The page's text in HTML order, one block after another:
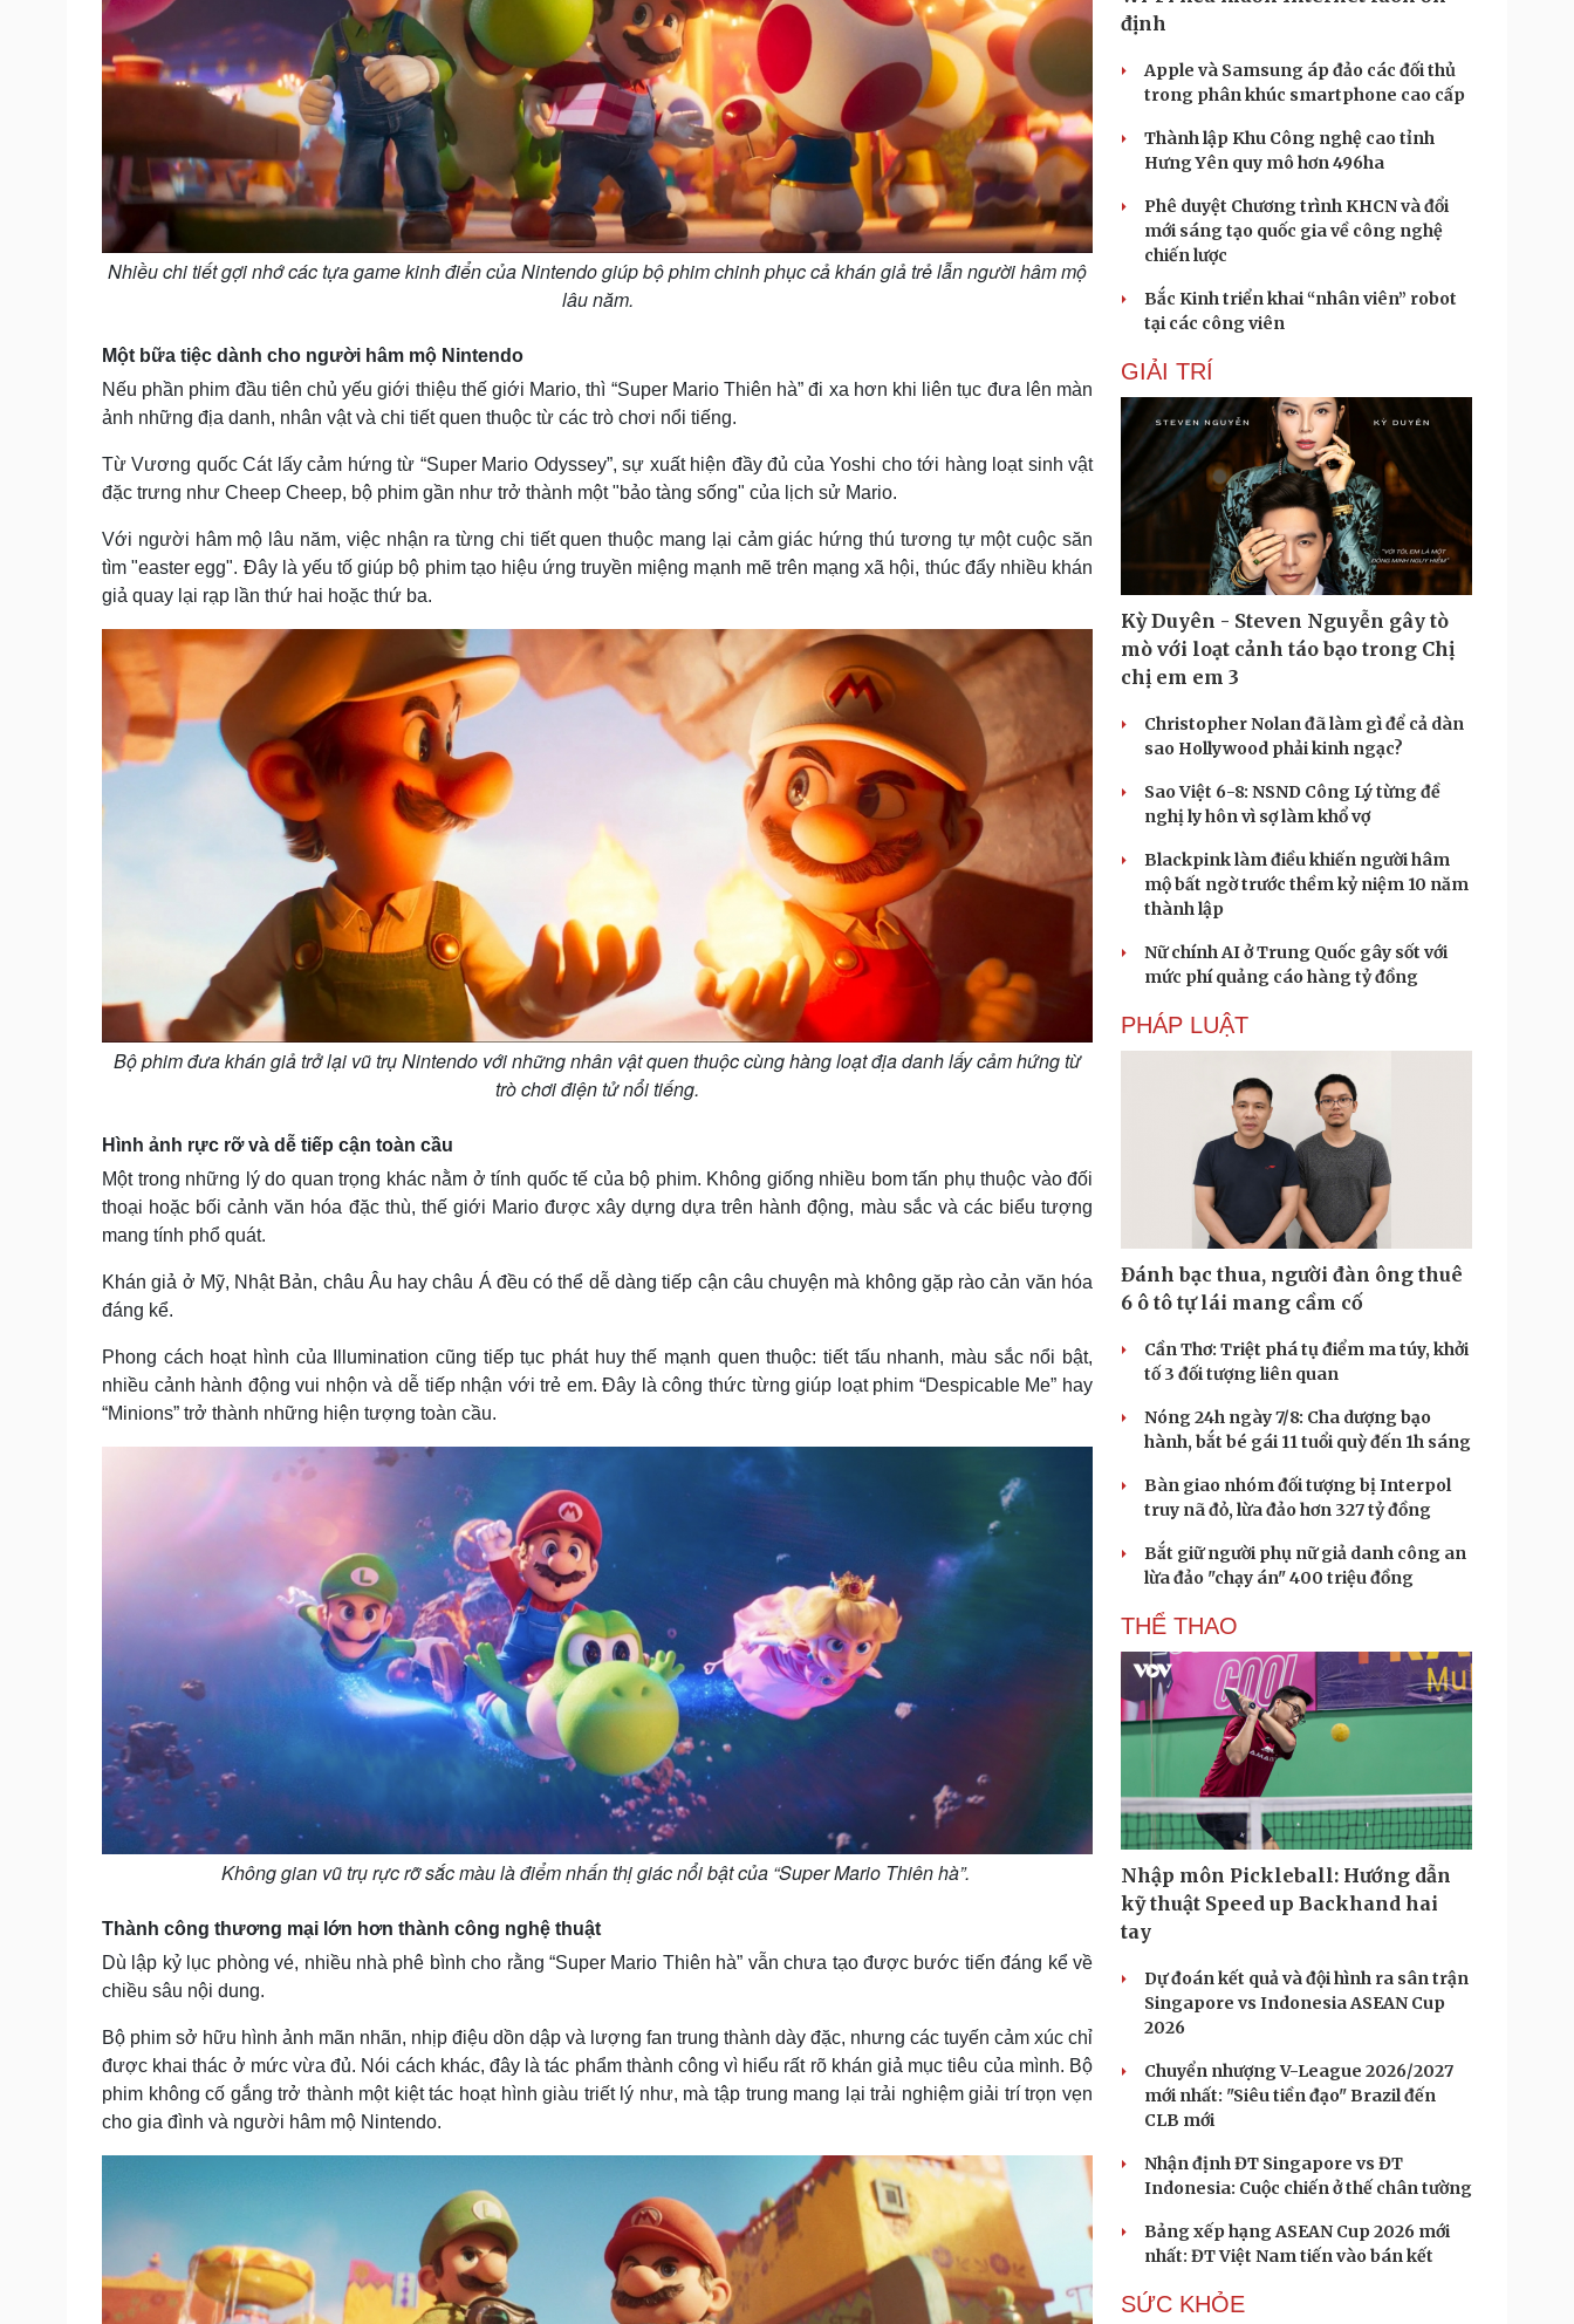
Nhiều chi tiết gợi nhớ các tựa game kinh điển của Nintendo giúp bộ phim chinh phục cả khán giả trẻ lẫn người hâm mộ
lâu năm.
Một bữa tiệc dành cho người hâm mộ Nintendo
Nếu phần phim đầu tiên chủ yếu giới thiệu thế giới Mario, thì “Super Mario Thiên hà” đi xa hơn khi liên tục đưa lên màn
ảnh những địa danh, nhân vật và chi tiết quen thuộc từ các trò chơi nổi tiếng.
Từ Vương quốc Cát lấy cảm hứng từ “Super Mario Odyssey”, sự xuất hiện đầy đủ của Yoshi cho tới hàng loạt sinh vật
đặc trưng như Cheep Cheep, bộ phim gần như trở thành một "bảo tàng sống" của lịch sử Mario.
Với người hâm mộ lâu năm, việc nhận ra từng chi tiết quen thuộc mang lại cảm giác hứng thú tương tự một cuộc săn
tìm "easter egg". Đây là yếu tố giúp bộ phim tạo hiệu ứng truyền miệng mạnh mẽ trên mạng xã hội, thúc đẩy nhiều khán
giả quay lại rạp lần thứ hai hoặc thứ ba.
Bộ phim đưa khán giả trở lại vũ trụ Nintendo với những nhân vật quen thuộc cùng hàng loạt địa danh lấy cảm hứng từ
trò chơi điện tử nổi tiếng.
Hình ảnh rực rỡ và dễ tiếp cận toàn cầu
Một trong những lý do quan trọng khác nằm ở tính quốc tế của bộ phim. Không giống nhiều bom tấn phụ thuộc vào đối
thoại hoặc bối cảnh văn hóa đặc thù, thế giới Mario được xây dựng dựa trên hành động, màu sắc và các biểu tượng
mang tính phổ quát.
Khán giả ở Mỹ, Nhật Bản, châu Âu hay châu Á đều có thể dễ dàng tiếp cận câu chuyện mà không gặp rào cản văn hóa
đáng kể.
Phong cách hoạt hình của Illumination cũng tiếp tục phát huy thế mạnh quen thuộc: tiết tấu nhanh, màu sắc nổi bật,
nhiều cảnh hành động vui nhộn và dễ tiếp nhận với trẻ em. Đây là công thức từng giúp loạt phim “Despicable Me” hay
“Minions” trở thành những hiện tượng toàn cầu.
Không gian vũ trụ rực rỡ sắc màu là điểm nhấn thị giác nổi bật của “Super Mario Thiên hà”.
Thành công thương mại lớn hơn thành công nghệ thuật
Dù lập kỷ lục phòng vé, nhiều nhà phê bình cho rằng “Super Mario Thiên hà” vẫn chưa tạo được bước tiến đáng kể về
chiều sâu nội dung.
Bộ phim sở hữu hình ảnh mãn nhãn, nhịp điệu dồn dập và lượng fan trung thành dày đặc, nhưng các tuyến cảm xúc chỉ
được khai thác ở mức vừa đủ. Nói cách khác, đây là tác phẩm thành công vì hiểu rất rõ khán giả mục tiêu của mình. Bộ
phim không cố gắng trở thành một kiệt tác hoạt hình giàu triết lý như, mà tập trung mang lại trải nghiệm giải trí trọn vẹn
cho gia đình và người hâm mộ Nintendo.
định
Apple và Samsung áp đảo các đối thủ
trong phân khúc smartphone cao cấp
Thành lập Khu Công nghệ cao tỉnh
Hưng Yên quy mô hơn 496ha
Phê duyệt Chương trình KHCN và đổi
mới sáng tạo quốc gia về công nghệ
chiến lược
Bắc Kinh triển khai “nhân viên” robot
tại các công viên
GIẢI TRÍ
Kỳ Duyên - Steven Nguyễn gây tò
mò với loạt cảnh táo bạo trong Chị
chị em em 3
Christopher Nolan đã làm gì để cả dàn
sao Hollywood phải kinh ngạc?
Sao Việt 6-8: NSND Công Lý từng đề
nghị ly hôn vì sợ làm khổ vợ
Blackpink làm điều khiến người hâm
mộ bất ngờ trước thềm kỷ niệm 10 năm
thành lập
Nữ chính AI ở Trung Quốc gây sốt với
mức phí quảng cáo hàng tỷ đồng
PHÁP LUẬT
Đánh bạc thua, người đàn ông thuê
6 ô tô tự lái mang cầm cố
Cần Thơ: Triệt phá tụ điểm ma túy, khởi
tố 3 đối tượng liên quan
Nóng 24h ngày 7/8: Cha dượng bạo
hành, bắt bé gái 11 tuổi quỳ đến 1h sáng
Bàn giao nhóm đối tượng bị Interpol
truy nã đỏ, lừa đảo hơn 327 tỷ đồng
Bắt giữ người phụ nữ giả danh công an
lừa đảo "chạy án" 400 triệu đồng
THỂ THAO
Nhập môn Pickleball: Hướng dẫn
kỹ thuật Speed up Backhand hai
tay
Dự đoán kết quả và đội hình ra sân trận
Singapore vs Indonesia ASEAN Cup
2026
Chuyển nhượng V-League 2026/2027
mới nhất: "Siêu tiền đạo" Brazil đến
CLB mới
Nhận định ĐT Singapore vs ĐT
Indonesia: Cuộc chiến ở thế chân tường
Bảng xếp hạng ASEAN Cup 2026 mới
nhất: ĐT Việt Nam tiến vào bán kết
SỨC KHỎE